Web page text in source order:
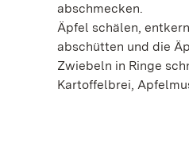
abschmecken.
Äpfel schälen,
abschütten und die
Zwiebeln in Ringe
Kartoffelbrei,